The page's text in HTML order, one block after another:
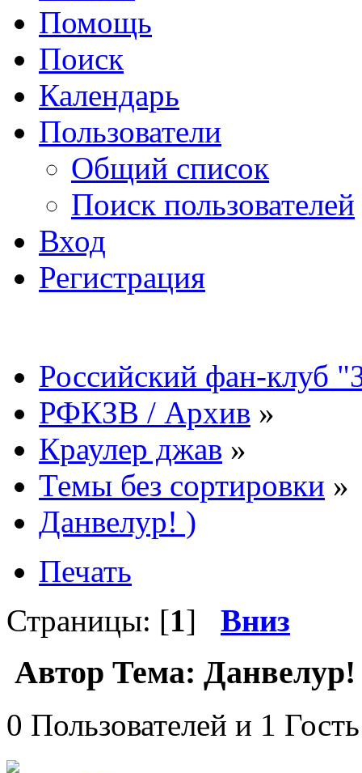
Помощь
Поиск
Календарь
Пользователи
Общий список
Поиск пользователей
Вход
Регистрация
Российский фан-клуб
РФКЗВ / Архив »
Краулер джав »
Темы без сортировки »
Данвелур! )
Печать
Страницы: [1] Вниз
Автор Тема:
0 Пользователей и 1